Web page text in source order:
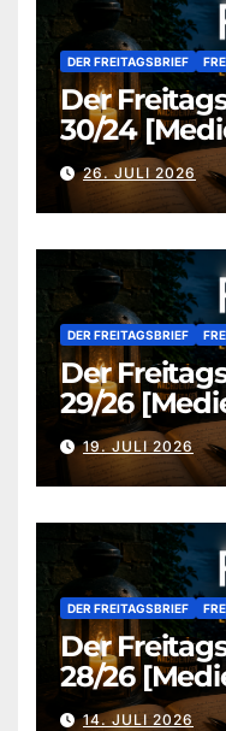
DER FREITAGSBRIEF
Der
30/24
26. JULI 2026
DER FREITAGSBRIEF
Der
29/26
19. JULI 2026
DER FREITAGSBRIEF
Der
28/26
14. JULI 2026